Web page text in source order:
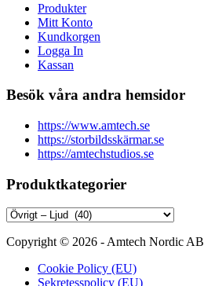
Produkter
Mitt Konto
Kundkorgen
Logga In
Kassan
Besök våra andra hemsidor
https://www.amtech.se
https://storbildsskärmar.se
https://amtechstudios.se
Produktkategorier
Copyright © 2026 - Amtech Nordic AB
Cookie Policy (EU)
Sekretesspolicy (EU)